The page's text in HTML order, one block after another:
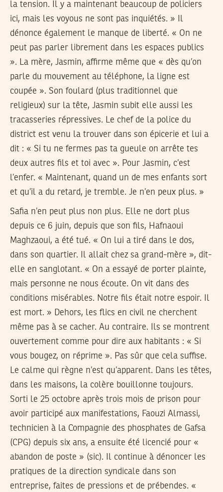
la tension. Il y a maintenant beaucoup de policiers
ici, mais les voyous ne sont pas inquiétés. » Il
dénonce également le manque de liberté. « On ne
peut pas parler librement dans les espaces publics
». La mère, Jasmin, affirme même que « dès qu’on
parle du mouvement au téléphone, la ligne est
coupée ». Son foulard (plus traditionnel que
religieux) sur la tête, Jasmin subit elle aussi les
tracasseries répressives. Le chef de la police du
district est venu la trouver dans son épicerie et lui a
dit : « Si tu ne fermes pas ta gueule on arrête tes
deux autres fils et toi avec ». Pour Jasmin, c’est
l’enfer. « Maintenant, quand un de mes enfants sort
et qu’il a du retard, je tremble. Je n’en peux plus. »
Safia n’en peut plus non plus. Elle ne dort plus
depuis ce 6 juin, depuis que son fils, Hafnaoui
Maghzaoui, a été tué. « On lui a tiré dans le dos,
dans son quartier. Il allait chez sa grand-mère », dit-
elle en sanglotant. « On a essayé de porter plainte,
mais personne ne nous écoute. On vit dans des
conditions misérables. Notre fils était notre espoir. Il
est mort. » Dehors, les flics en civil ne cherchent
même pas à se cacher. Au contraire. Ils se montrent
ouvertement comme pour dire aux habitants : « Si
vous bougez, on réprime ». Pas sûr que cela suffise.
Le calme qui règne n’est qu’apparent. Dans les têtes,
dans les maisons, la colère bouillonne toujours.
Sorti le 25 octobre après trois mois de prison pour
avoir participé aux manifestations, Faouzi Almassi,
technicien à la Compagnie des phosphates de Gafsa
(CPG) depuis six ans, a ensuite été licencié pour «
abandon de poste » (sic). Il continue à dénoncer les
pratiques de la direction syndicale dans son
entreprise, faites de pressions et de prébendes. «